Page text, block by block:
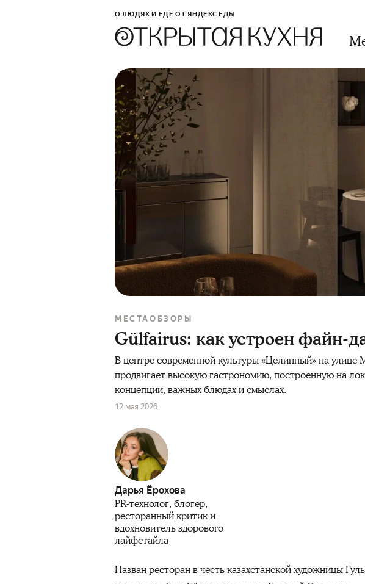
О ЛЮДЯХ И ЕДЕ ОТ ЯНДЕКС ЕДЫ
МЕСТА ОБЗОРЫ
Gülfairus: как устроен файн-
В центре современной культуры «Целинный» на улице
продвигает высокую гастрономию, построенную на
концепции, важных блюдах и смыслах.
12 мая 2026
Дарья Ёрохова
PR-технолог, блогер,
ресторанный критик и
вдохновитель здорового
лайфстайла
Назван ресторан в честь казахстанской художницы